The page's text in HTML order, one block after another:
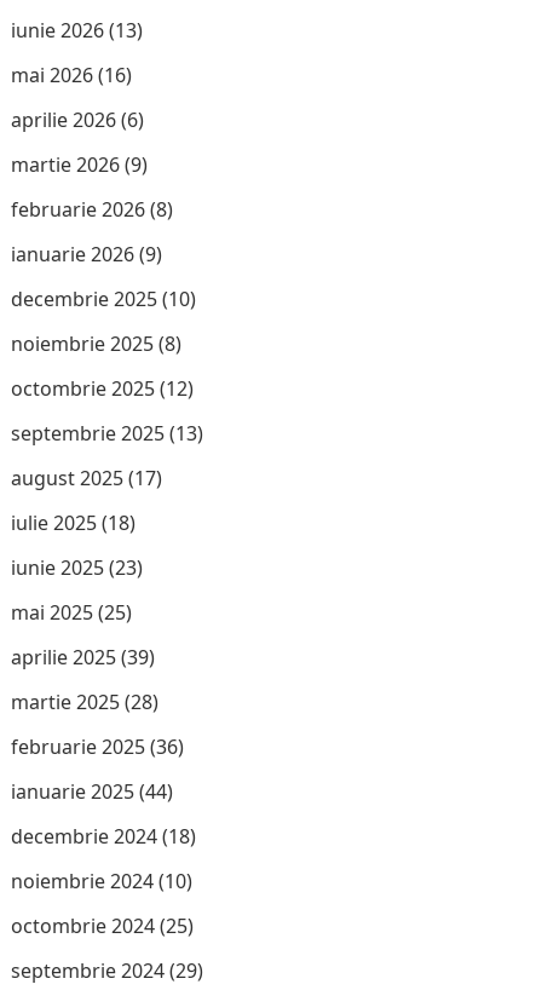
iunie 2026(13)
mai 2026(16)
aprilie 2026(6)
martie 2026(9)
februarie 2026(8)
ianuarie 2026(9)
decembrie 2025(10)
noiembrie 2025(8)
octombrie 2025(12)
septembrie 2025(13)
august 2025(17)
iulie 2025(18)
iunie 2025(23)
mai 2025(25)
aprilie 2025(39)
martie 2025(28)
februarie 2025(36)
ianuarie 2025(44)
decembrie 2024(18)
noiembrie 2024(10)
octombrie 2024(25)
septembrie 2024(29)